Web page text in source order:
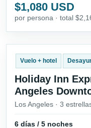
$1,080 USD
por persona · total
Vuelo + hotel
Holiday Inn
Angeles
Los Angeles · 3
6 días / 5 noches